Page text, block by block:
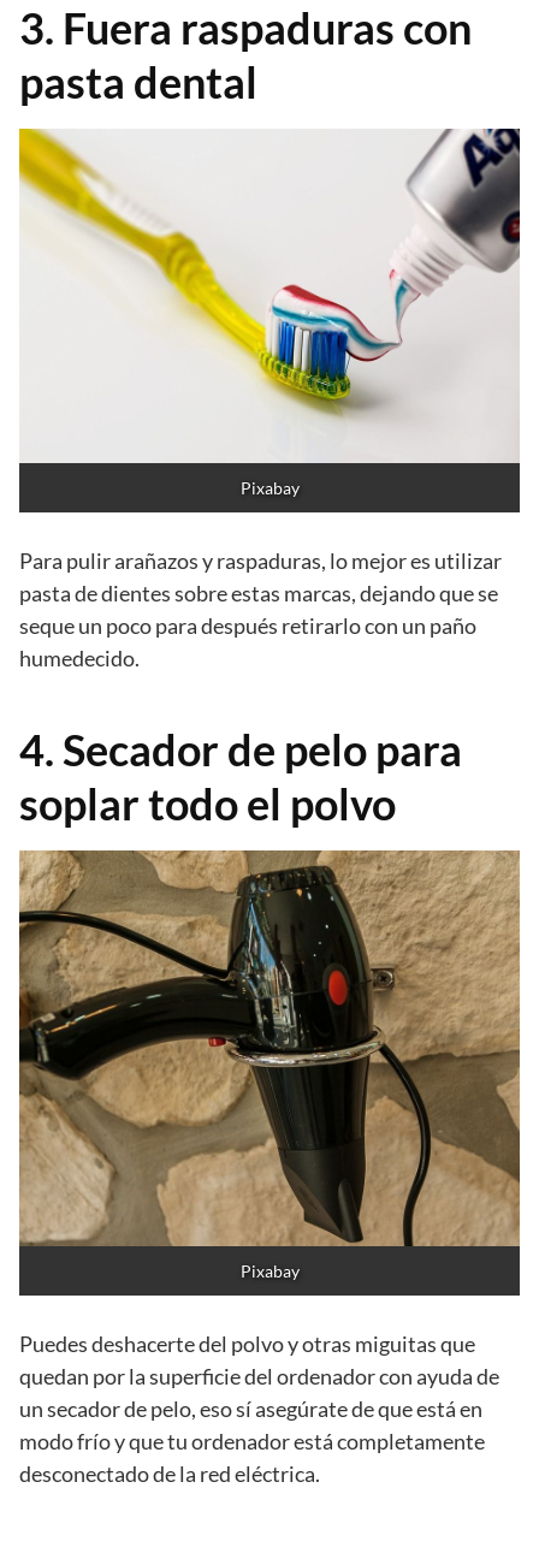
3. Fuera raspaduras con
pasta dental
Pixabay
Para pulir arañazos y raspaduras, lo mejor es utilizar
pasta de dientes sobre estas marcas, dejando que se
seque un poco para después retirarlo con un paño
humedecido.
4. Secador de pelo para
soplar todo el polvo
Pixabay
Puedes deshacerte del polvo y otras miguitas que
quedan por la superficie del ordenador con ayuda de
un secador de pelo, eso sí asegúrate de que está en
modo frío y que tu ordenador está completamente
desconectado de la red eléctrica.